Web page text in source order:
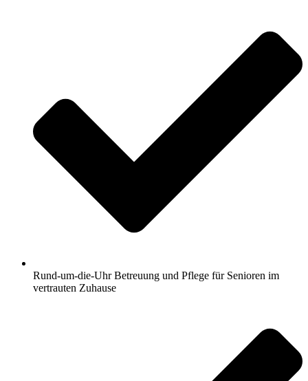
Rund-um-die-Uhr Betreuung und Pflege für Senioren im
vertrauten Zuhause